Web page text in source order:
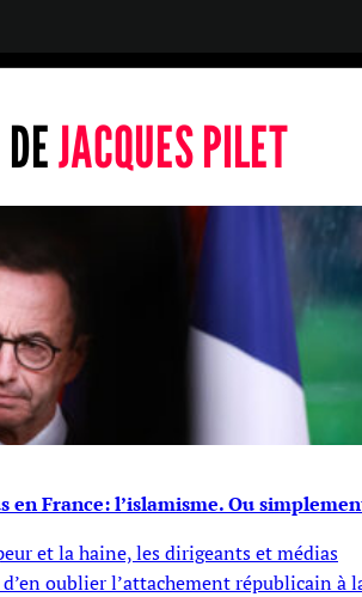
JACQUES PILET
en France: l’islamisme. Ou
et la haine, les dirigeants et médias
oublier l’attachement républicain à